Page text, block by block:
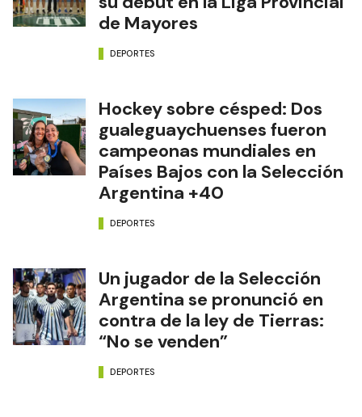
de Mayores
DEPORTES
Hockey sobre césped: Dos
gualeguaychuenses fueron
campeonas mundiales en
Países Bajos con la Selección
Argentina +40
DEPORTES
Un jugador de la Selección
Argentina se pronunció en
contra de la ley de Tierras:
“No se venden”
DEPORTES